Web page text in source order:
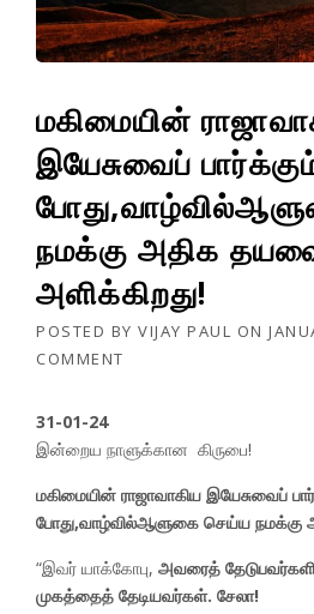
மகிமையின்
இயேசுவைப்
நமக்கு அதிக
அளிக்கிறது!
POSTED BY VIJAY PAUL ON
COMMENT
31-01-24
இன்றைய நாளுக்கான கிருபை!
மகிமையின் ராஜாவாகிய இயேசுவைப்
போது,வாழ்வில்ஆளுகை செய்ய நமக்கு
“இவர் யாக்கோபு, அவரைத்
முகத்தைத் தேடியவர்கள். சேலா!